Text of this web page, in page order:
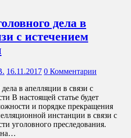
дела в
с истечением
16.11.2017 0 Комментарии
в апелляции в связи с
В настоящей статье будет
и порядке прекращения
инстанции в связи с
уголовного преследования.
на…